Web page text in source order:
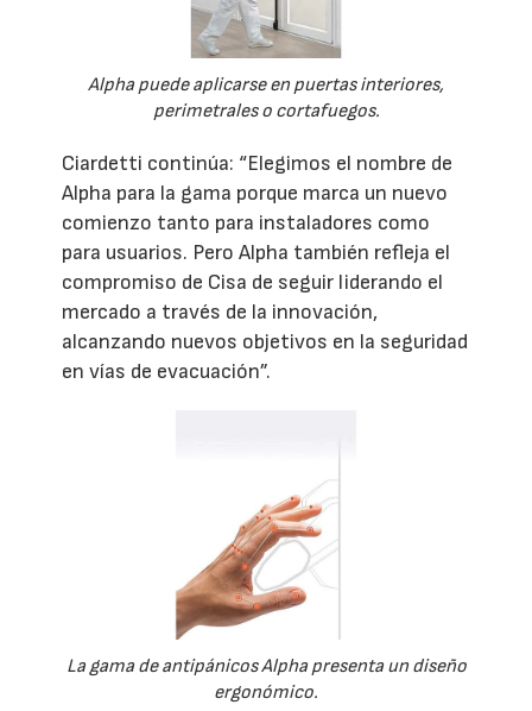
Alpha puede aplicarse en puertas interiores,
perimetrales o cortafuegos.
Ciardetti continúa: “Elegimos el nombre de
Alpha para la gama porque marca un nuevo
comienzo tanto para instaladores como
para usuarios. Pero Alpha también refleja el
compromiso de Cisa de seguir liderando el
mercado a través de la innovación,
alcanzando nuevos objetivos en la seguridad
en vías de evacuación”.
La gama de antipánicos Alpha presenta un diseño
ergonómico.